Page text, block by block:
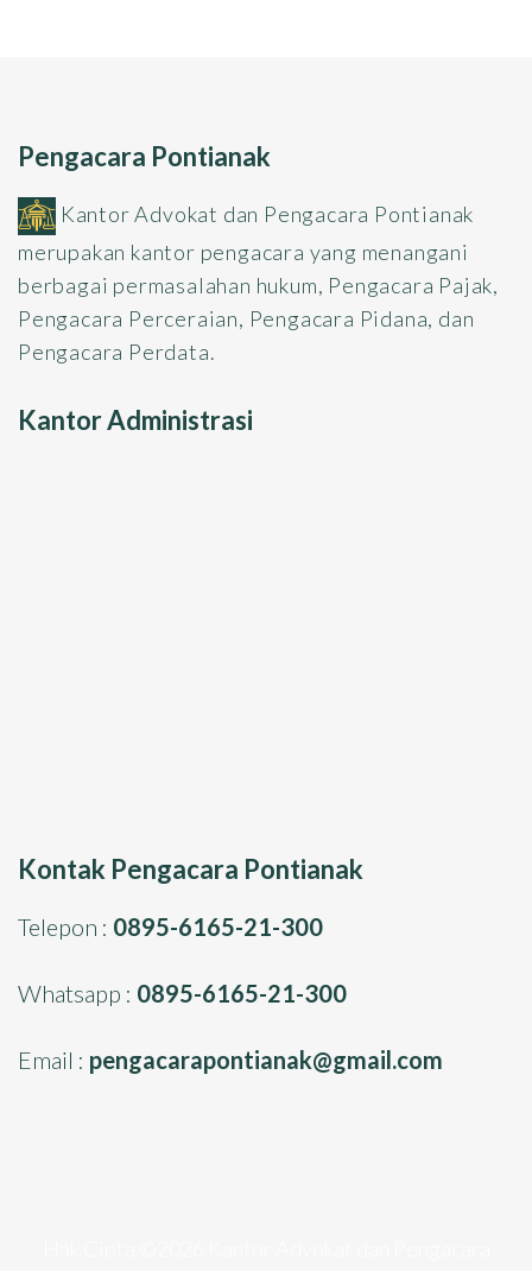
Pengacara Pontianak
Kantor Advokat dan Pengacara Pontianak
merupakan kantor pengacara yang menangani
berbagai permasalahan hukum, Pengacara Pajak,
Pengacara Perceraian, Pengacara Pidana, dan
Pengacara Perdata.
Kantor Administrasi
Kontak Pengacara Pontianak
Telepon : 0895-6165-21-300
Whatsapp : 0895-6165-21-300
Email : pengacarapontianak@gmail.com